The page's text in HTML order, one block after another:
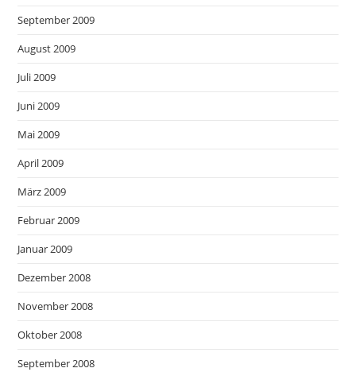
September 2009
August 2009
Juli 2009
Juni 2009
Mai 2009
April 2009
März 2009
Februar 2009
Januar 2009
Dezember 2008
November 2008
Oktober 2008
September 2008